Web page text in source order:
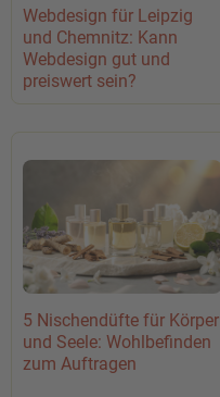
Webdesign für Leipzig
und Chemnitz: Kann
Webdesign gut und
preiswert sein?
5 Nischendüfte für Körper
und Seele: Wohlbefinden
zum Auftragen